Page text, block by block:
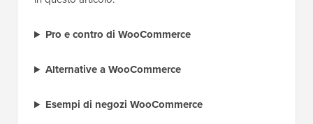
Pro e contro di WooCommerce
Alternative a WooCommerce
Esempi di negozi WooCommerce